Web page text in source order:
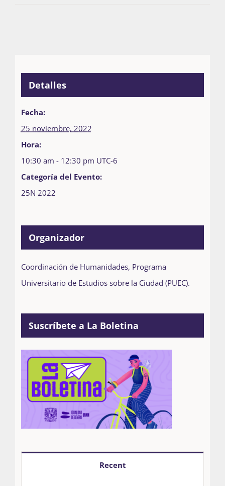
Detalles
Fecha:
25 noviembre, 2022
Hora:
10:30 am - 12:30 pm UTC-6
Categoría del Evento:
25N 2022
Organizador
Coordinación de Humanidades, Programa
Universitario de Estudios sobre la Ciudad (PUEC).
Suscríbete a La Boletina
Recent